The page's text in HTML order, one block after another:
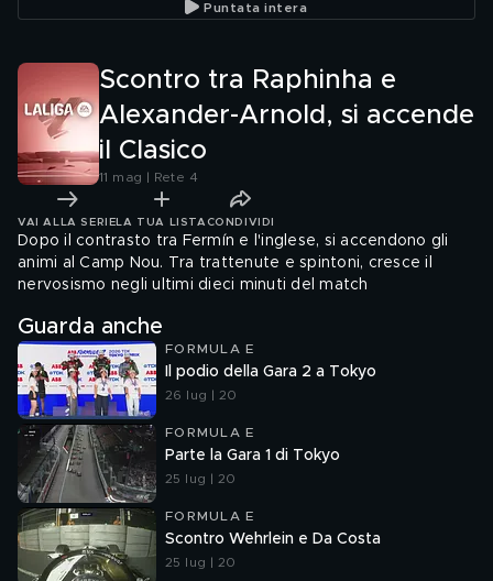
Puntata intera
Scontro tra Raphinha e
Alexander-Arnold, si accende
il Clasico
11 mag | Rete 4
VAI ALLA SERIE LA TUA LISTA CONDIVIDI
Dopo il contrasto tra Fermín e l'inglese, si accendono gli
animi al Camp Nou. Tra trattenute e spintoni, cresce il
nervosismo negli ultimi dieci minuti del match
Guarda anche
FORMULA E
Il podio della Gara 2 a Tokyo
26 lug | 20
FORMULA E
Parte la Gara 1 di Tokyo
25 lug | 20
FORMULA E
Scontro Wehrlein e Da Costa
25 lug | 20